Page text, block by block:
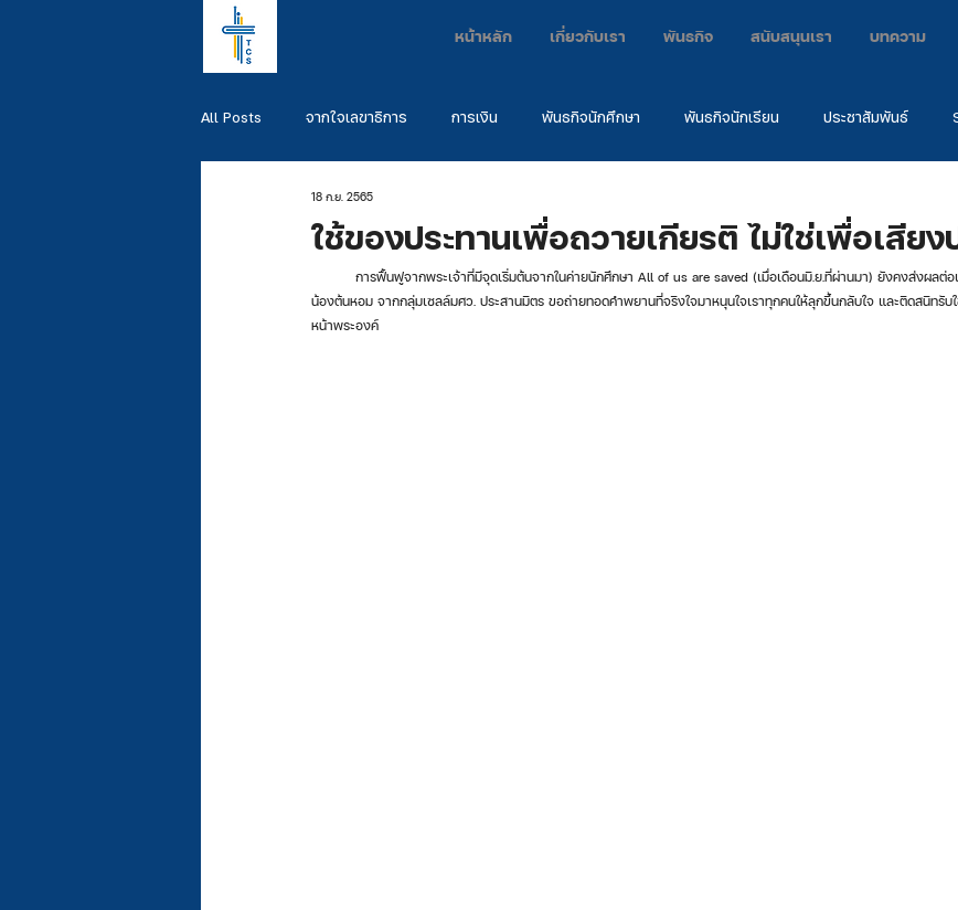
หน้าหลัก เกี่ยวกับเรา พันธกิจ สนับสนุนเรา บทความ
All Posts จากใจเลขาธิการ การเงิน พันธกิจนักศึกษา พันธกิจนักเรียน ประชาสัมพันธ์
พันธกิจผู้สำเร็จการศึกษา
ใช้ของประทานเพื่อถวายเกียรติ ไม่ใช่เพื่อเสีย
18 ก.ย. 2565
น้องต้นหอม จากกลุ่มเซลล์มศว. ประสานมิตร ขอถ่ายทอดคำพยานที่จริงใจมาหนุนใจเราทุกคนให้ลุกขึ้นกลับใจ และติดสนิทรับ
หน้าพระองค์